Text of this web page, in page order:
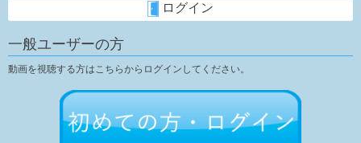
ログイン
一般ユーザーの方
動画を視聴する方はこちらからログインしてください。